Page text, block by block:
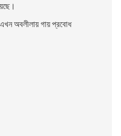
অবলীলায় গায় প্রবােধ